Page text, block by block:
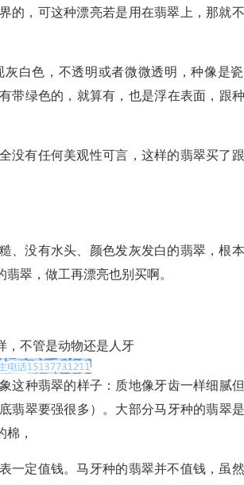
的，可这种漂亮若是用在翡翠上，那就
白色，不透明或者微微透明，种像是
带绿色的，就算有，也是浮在表面，跟
没有任何美观性可言，这样的翡翠买了
、没有水头、颜色发灰发白的翡翠，根
翠，做工再漂亮也别买啊。
，不管是动物还是人牙
这种翡翠的样子：质地像牙齿一样细腻但
翡翠要强很多）。大部分马牙种的翡翠
，
一定值钱。马牙种的翡翠并不值钱，虽然